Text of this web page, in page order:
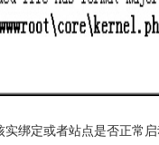
绑定或者站点是否正常